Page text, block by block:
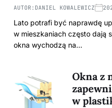
AUTOR: DANIEL KOWALEWICZ
Lato potrafi być naprawdę
w mieszkaniach często dają
okna wychodzą na…
Okna z
w